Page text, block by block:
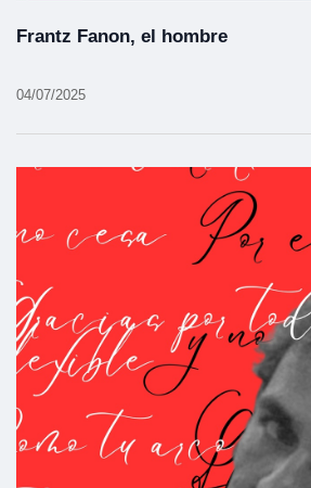
Frantz Fanon, el hombre
04/07/2025